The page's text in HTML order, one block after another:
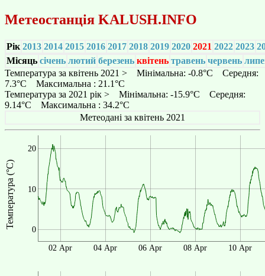
Метеостанція KALUSH.INFO
Рік 2013 2014 2015 2016 2017 2018 2019 2020 2021 2022 2023
Місяць січень лютий березень квітень травень червень
Температура за квітень 2021 > Мінімальна: -0.8°C Середня:
7.3°C Максимальна : 21.1°C
Температура за 2021 рік > Мінімальна: -15.9°C Середня:
9.14°C Максимальна : 34.2°C
Метеодані за квітень 2021
Температура (°C)
0
10
20
02 Apr 04 Apr 06 Apr 08 Apr 10 Apr